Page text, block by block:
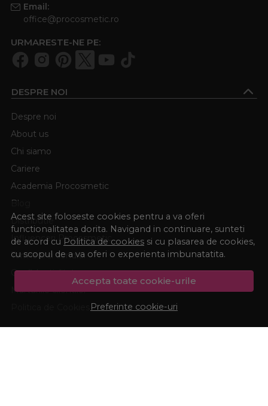
Acest site foloseste cookies pentru a va oferi
functionalitatea dorita. Navigand in continuare, sunteti
de acord cu Politica de cookies si cu plasarea de cookies,
cu scopul de a va oferi o experienta imbunatatita.
Accepta toate cookie-urile
Preferinte cookie-uri
Email:
office@procosmetic.ro
URMARESTE-NE PE:
DESPRE NOI
Despre noi
About us
Chi siamo
Cariere
Academia Procosmetic
Blog
Distributie
Influenceri Procosmetic
Termeni si conditii
Confidentialitate
Marturiile clientilor